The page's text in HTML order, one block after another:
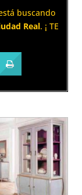
buscando
Real. ¡ TE